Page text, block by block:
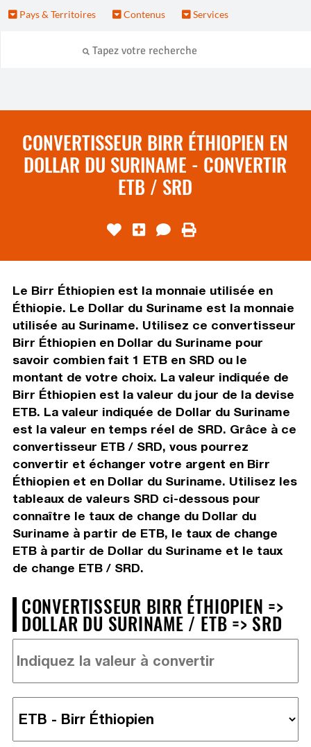
Pays & Territoires Contenus Services
CONVERTISSEUR BIRR ÉTHIOPIEN EN
DOLLAR DU SURINAME - CONVERTIR
ETB / SRD
Le Birr Éthiopien est la monnaie utilisée en
Éthiopie. Le Dollar du Suriname est la monnaie
utilisée au Suriname. Utilisez ce convertisseur
Birr Éthiopien en Dollar du Suriname pour
savoir combien fait 1 ETB en SRD ou le
montant de votre choix. La valeur indiquée de
Birr Éthiopien est la valeur du jour de la devise
ETB. La valeur indiquée de Dollar du Suriname
est la valeur en temps réel de SRD. Grâce à ce
convertisseur ETB / SRD, vous pourrez
convertir et échanger votre argent en Birr
Éthiopien et en Dollar du Suriname. Utilisez les
tableaux de valeurs SRD ci-dessous pour
connaître le taux de change du Dollar du
Suriname à partir de ETB, le taux de change
ETB à partir de Dollar du Suriname et le taux
de change ETB / SRD.
CONVERTISSEUR BIRR ÉTHIOPIEN =>
DOLLAR DU SURINAME / ETB => SRD